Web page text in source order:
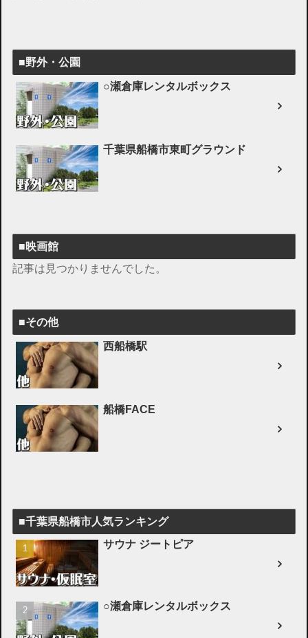
■野外・公園
○瀬倉庫レンタルボックス
千葉県船橋市東町グラウンド
■映画館
記事は見つかりませんでした。
■その他
西船橋駅
船橋FACE
■千葉県船橋市人気ランキング
サウナ ジートピア
○瀬倉庫レンタルボックス